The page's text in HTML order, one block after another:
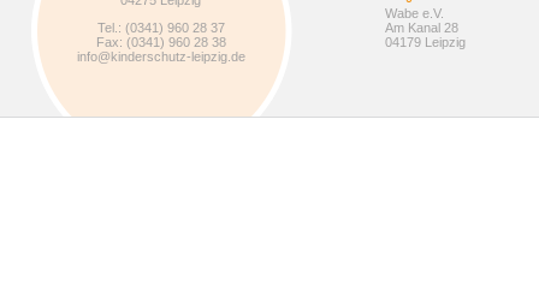
Tel.: (0341) 960 28 37
Fax: (0341) 960 28 38
info@kinderschutz-leipzig.de
Wabe e.V.
Am Kanal 28
04179 Leipzig